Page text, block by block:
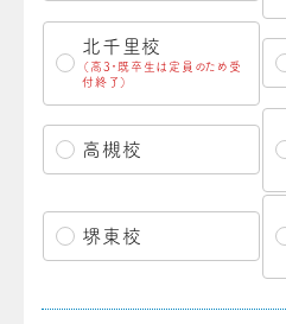
北千里校
（高3・既卒生は定員のため受
付終了）
高槻校
堺東校